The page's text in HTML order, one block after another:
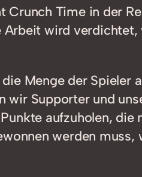
Crunch Time in der
Arbeit wird
Menge der Spieler
Supporter und
aufzuholen, die
werden